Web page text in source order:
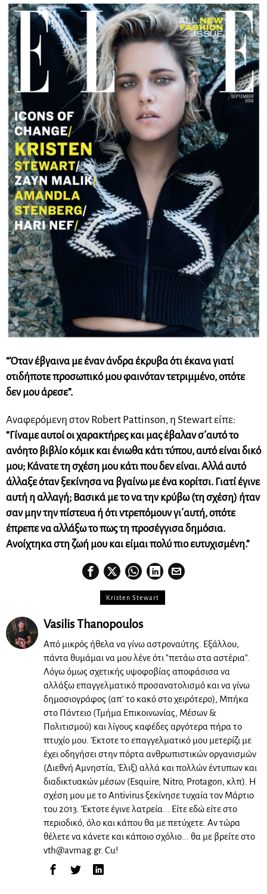
“Όταν έβγαινα με έναν άνδρα έκρυβα ότι έκανα γιατί
οτιδήποτε προσωπικό μου φαινόταν τετριμμένο, οπότε
δεν μου άρεσε”.
Αναφερόμενη στον Robert Pattinson, η Stewart είπε:
“Γίναμε αυτοί οι χαρακτήρες και μας έβαλαν σ΄αυτό το
ανόητο βιβλίο κόμικ και ένιωθα κάτι τύπου, αυτό είναι δικό
μου; Κάνατε τη σχέση μου κάτι που δεν είναι. Αλλά αυτό
άλλαξε όταν ξεκίνησα να βγαίνω με ένα κορίτσι. Γιατί έγινε
αυτή η αλλαγή; Βασικά με το να την κρύβω (τη σχέση) ήταν
σαν μην την πίστευα ή ότι ντρεπόμουν γι΄αυτή, οπότε
έπρεπε να αλλάξω το πως τη προσέγγισα δημόσια.
Ανοίχτηκα στη ζωή μου και είμαι πολύ πιο ευτυχισμένη.”
Kristen Stewart
Vasilis Thanopoulos
Από μικρός ήθελα να γίνω αστροναύτης. Εξάλλου,
πάντα θυμάμαι να μου λένε ότι "πετάω στα αστέρια".
Λόγω όμως σχετικής υψοφοβίας αποφάσισα να
αλλάξω επαγγελματικό προσανατολισμό και να γίνω
δημοσιογράφος (απ' το κακό στο χειρότερο), Μπήκα
στο Πάντειο (Τμήμα Επικοινωνίας, Μέσων &
Πολιτισμού) και λίγους καφέδες αργότερα πήρα το
πτυχίο μου. Έκτοτε το επαγγελματικό μου μετερίζι με
έχει οδηγήσει στην πόρτα ανθρωπιστικών οργανισμών
(Διεθνή Αμνηστία, Έλιξ) αλλά και πολλών έντυπων και
διαδικτυακών μέσων (Esquire, Nitro, Protagon, κλπ). Η
σχέση μου με το Antivirus ξεκίνησε τυχαία τον Μάρτιο
του 2013. Έκτοτε έγινε λατρεία... Είτε εδώ είτε στο
περιοδικό, όλο και κάπου θα με πετύχετε. Αν τώρα
θέλετε να κάνετε και κάποιο σχόλιο... θα με βρείτε στο
vth@avmag.gr. Cu!